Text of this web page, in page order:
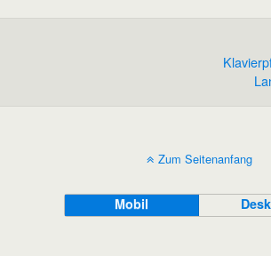
Zum Seitenanfang
Mobil